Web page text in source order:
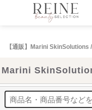
【通販】Marini SkinSolutions